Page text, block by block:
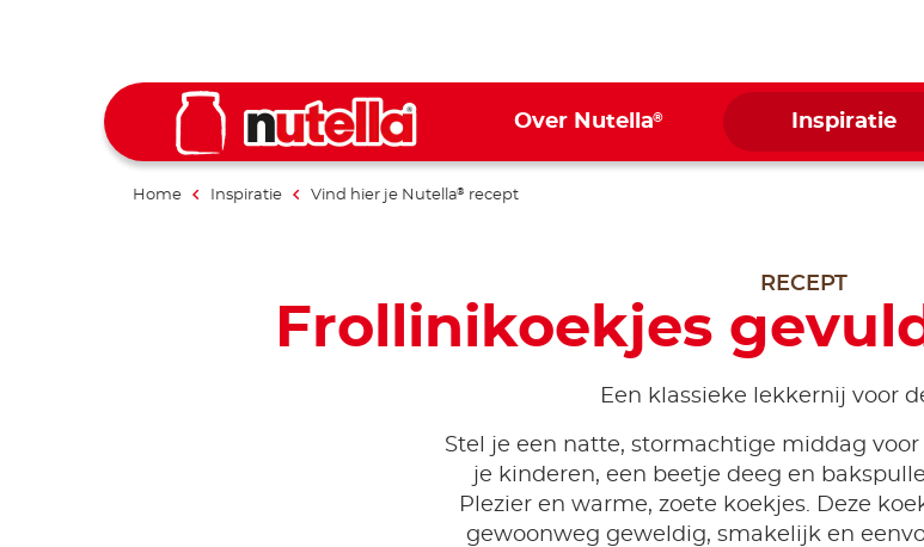
Over Nutella® Inspiratie
Home Inspiratie Vind hier je Nutella® recept
RECEPT
Frollinikoekjes
Een klassieke lekkernij voor
Stel je een natte, stormachtige middag
je kinderen, een beetje deeg en
Plezier en warme, zoete koekjes. Deze
gewoonweg geweldig, smakelijk en